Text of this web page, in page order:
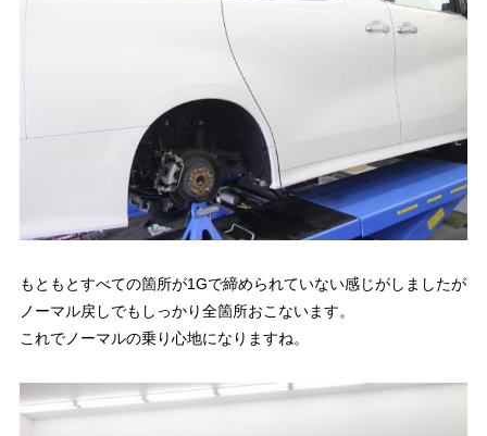
もともとすべての箇所が1Gで締められていない感じがしましたが
ノーマル戻しでもしっかり全箇所おこないます。
これでノーマルの乗り心地になりますね。